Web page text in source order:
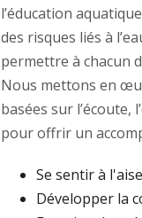
l’éducation
des risques liés à
permettre à chacun
Nous mettons en
basées sur l’écoute,
pour offrir un
Se sentir à
Développer la